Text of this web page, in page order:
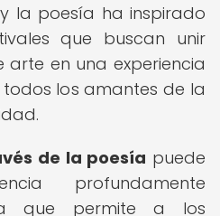
la poesía ha inspirado
que buscan unir
en una experiencia
los amantes de la
de la poesía puede
profundamente
que permite a los